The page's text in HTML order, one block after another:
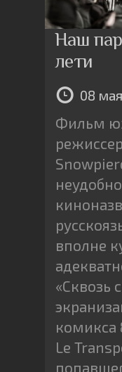
Наш
лети
08
Фильм
вполне
«Сквозь
комикса
Le